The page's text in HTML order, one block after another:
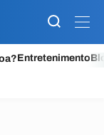
Entretenimento